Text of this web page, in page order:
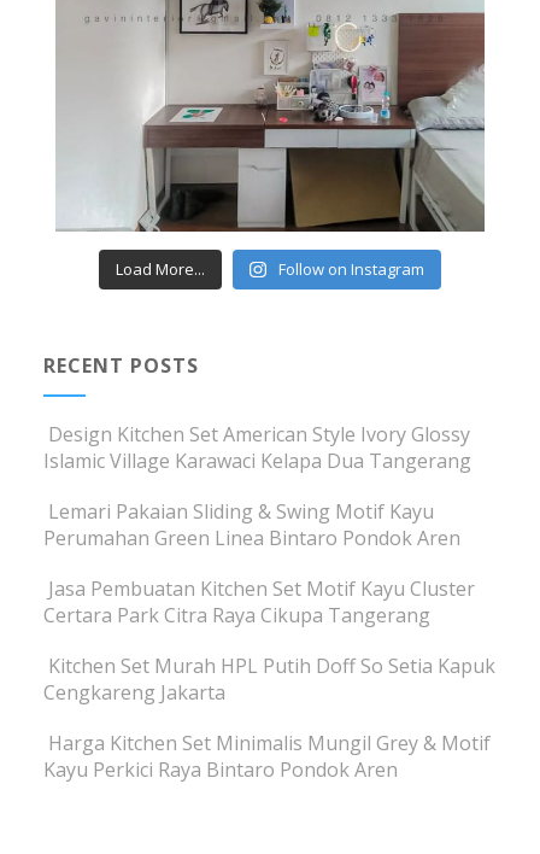
Load More... Follow on Instagram
RECENT POSTS
Design Kitchen Set American Style Ivory Glossy
Islamic Village Karawaci Kelapa Dua Tangerang
Lemari Pakaian Sliding & Swing Motif Kayu
Perumahan Green Linea Bintaro Pondok Aren
Jasa Pembuatan Kitchen Set Motif Kayu Cluster
Certara Park Citra Raya Cikupa Tangerang
Kitchen Set Murah HPL Putih Doff So Setia Kapuk
Cengkareng Jakarta
Harga Kitchen Set Minimalis Mungil Grey & Motif
Kayu Perkici Raya Bintaro Pondok Aren